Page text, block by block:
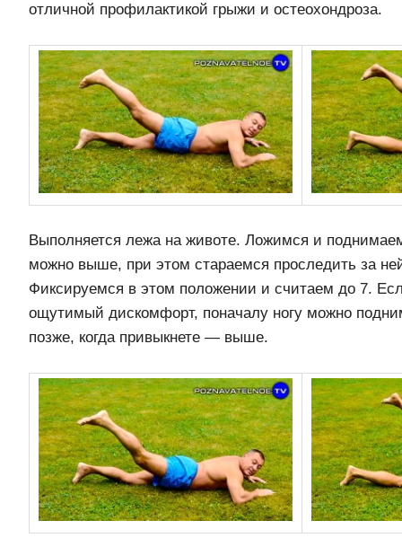
отличной профилактикой грыжи и остеохондроза.
Выполняется лежа на животе. Ложимся и
можно выше, при этом стараемся проследить за
Фиксируемся в этом положении и считаем до 7.
ощутимый дискомфорт, поначалу ногу можно
позже, когда привыкнете — выше.